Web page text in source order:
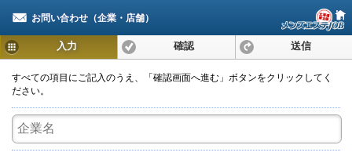
お問い合わせ（企業・店舗）
入力 確認 送信
すべての項目にご記入のうえ、「確認画面へ進む」ボタンをクリックしてく
ださい。